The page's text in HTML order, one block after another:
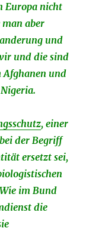
Europa nicht
aber
und
und die sind
Afghanen und
, einer
der Begriff
ersetzt sei,
im Bund
die